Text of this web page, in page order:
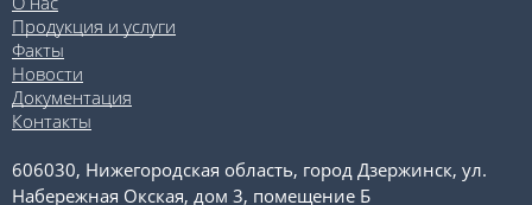
Продукция и услуги
Факты
Новости
Документация
Контакты
606030, Нижегородская область, город Дзержинск, ул.
Набережная Окская, дом 3, помещение Б